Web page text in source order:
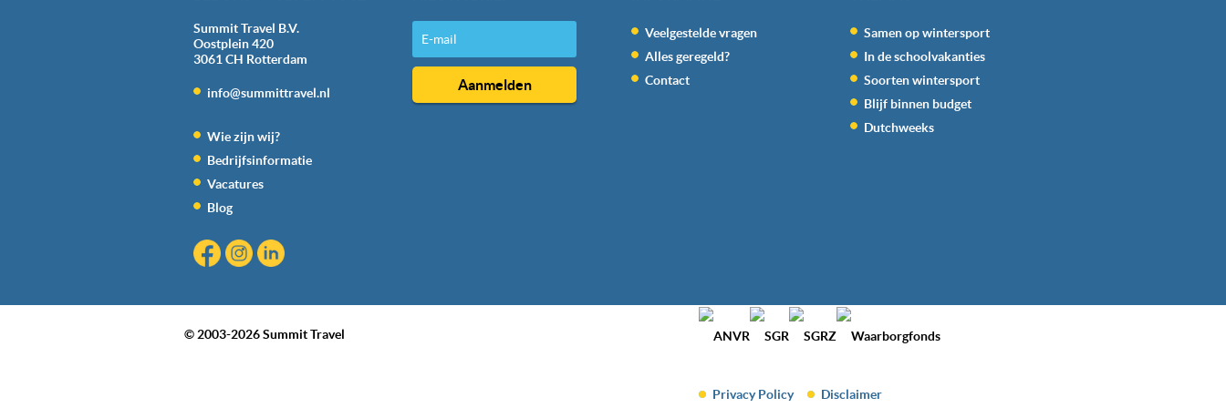
Summit Travel B.V.
Oostplein 420
3061 CH Rotterdam
info@summittravel.nl
Wie zijn wij?
Bedrijfsinformatie
Vacatures
Blog
Veelgestelde vragen
Alles geregeld?
Contact
Samen op wintersport
In de schoolvakanties
Soorten wintersport
Blijf binnen budget
Dutchweeks
© 2003-2026 Summit Travel
Privacy Policy Disclaimer